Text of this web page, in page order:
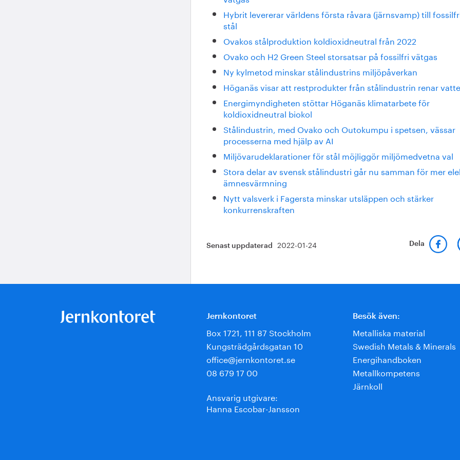
Hybrit levererar världens första råvara (järnsvamp) till
stål
Ovakos stålproduktion koldioxidneutral från 2022
Ovako och H2 Green Steel storsatsar på fossilfri vätgas
Ny kylmetod minskar stålindustrins miljöpåverkan
Höganäs visar att restprodukter från stålindustrin renar
Energimyndigheten stöttar Höganäs klimatarbete för
koldioxidneutral biokol
Stålindustrin, med Ovako och Outokumpu i spetsen, vässar
processerna med hjälp av AI
Miljövarudeklarationer för stål möjliggör miljömedvetna val
Stora delar av svensk stålindustri går nu samman för mer
ämnesvärmning
Nytt valsverk i Fagersta minskar utsläppen och stärker
konkurrenskraften
Senast uppdaterad 2022-01-24 Dela
Jernkontoret
Box 1721, 111 87 Stockholm
Kungsträdgårdsgatan 10
office@jernkontoret.se
08 679 17 00
Ansvarig utgivare:
Hanna Escobar-Jansson
Besök även:
Metalliska material
Swedish Metals & Minerals
Energihandboken
Metallkompetens
Järnkoll